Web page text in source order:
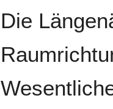
Die